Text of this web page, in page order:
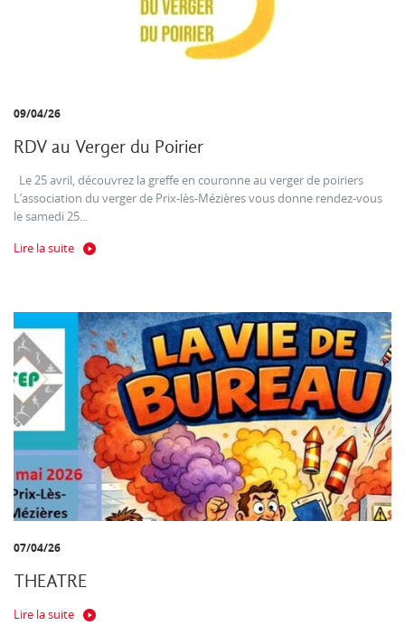
09/04/26
RDV au Verger du Poirier
Le 25 avril, découvrez la greffe en couronne au verger de poiriers
L’association du verger de Prix-lès-Mézières vous donne rendez-vous
le samedi 25...
Lire la suite
07/04/26
THEATRE
Lire la suite